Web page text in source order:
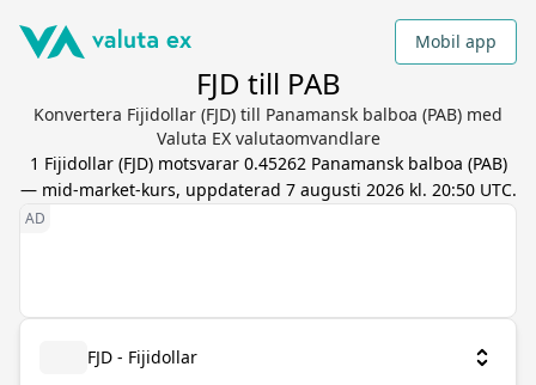
Mobil app
FJD till PAB
Konvertera Fijidollar (FJD) till Panamansk balboa (PAB) med
Valuta EX valutaomvandlare
1 Fijidollar(FJD) motsvarar 0.45262 Panamansk balboa (PAB)
— mid-market-kurs, uppdaterad 7 augusti 2026 kl. 20:50 UTC.
FJD - Fijidollar